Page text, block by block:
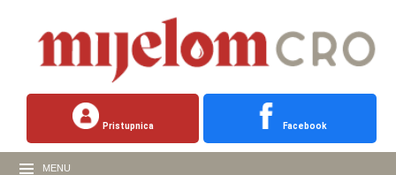
Pristupnica Facebook
MENU